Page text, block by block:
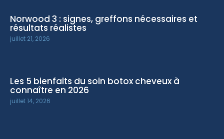
Norwood 3 : signes, greffons nécessaires et
résultats réalistes
juillet 21, 2026
Les 5 bienfaits du soin botox cheveux à
connaître en 2026
juillet 14, 2026